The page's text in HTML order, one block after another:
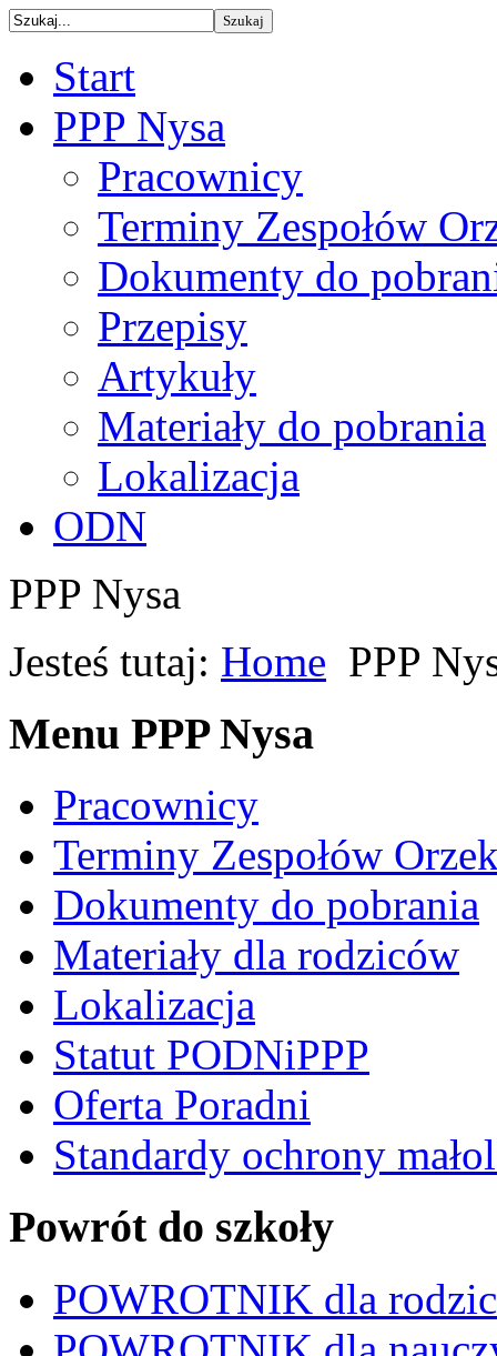
Start
PPP Nysa
Pracownicy
Terminy Zespołów
Dokumenty do
Przepisy
Artykuły
Materiały do pobrania
Lokalizacja
ODN
PPP Nysa
Jesteś tutaj: Home PPP
Menu PPP Nysa
Pracownicy
Terminy Zespołów
Dokumenty do pobrania
Materiały dla rodziców
Lokalizacja
Statut PODNiPPP
Oferta Poradni
Standardy ochrony
Powrót do szkoły
POWROTNIK dla